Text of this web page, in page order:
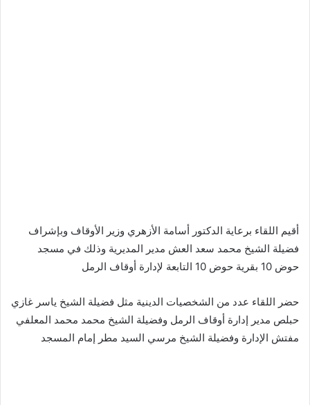
أقيم اللقاء برعاية الدكتور أسامة الأزهري وزير الأوقاف وبإشراف
فضيلة الشيخ محمد سعد العش مدير المديرية وذلك في مسجد
حوض 10 بقرية حوض 10 التابعة لإدارة أوقاف الرمل
حضر اللقاء عدد من الشخصيات الدينية مثل فضيلة الشيخ ياسر غازي
حبلص مدير إدارة أوقاف الرمل وفضيلة الشيخ محمد محمد المعلفي
مفتش الإدارة وفضيلة الشيخ مرسي السيد مطر إمام المسجد